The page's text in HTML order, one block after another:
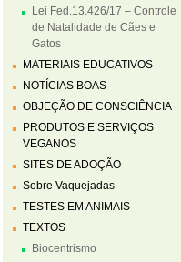
Lei Fed.13.426/17 – Controle
de Natalidade de Cães e
Gatos
MATERIAIS EDUCATIVOS
NOTÍCIAS BOAS
OBJEÇÃO DE CONSCIÊNCIA
PRODUTOS E SERVIÇOS
VEGANOS
SITES DE ADOÇÃO
Sobre Vaquejadas
TESTES EM ANIMAIS
TEXTOS
Biocentrismo